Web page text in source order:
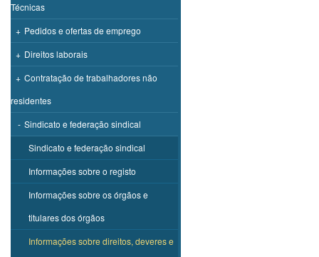
Técnicas
+ Pedidos e ofertas de emprego
+ Direitos laborais
+ Contratação de trabalhadores não
residentes
- Sindicato e federação sindical
Sindicato e federação sindical
Informações sobre o registo
Informações sobre os órgãos e
titulares dos órgãos
Informações sobre direitos, deveres e